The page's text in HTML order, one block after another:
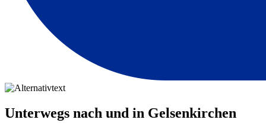
Unterwegs nach und in Gelsenkirchen